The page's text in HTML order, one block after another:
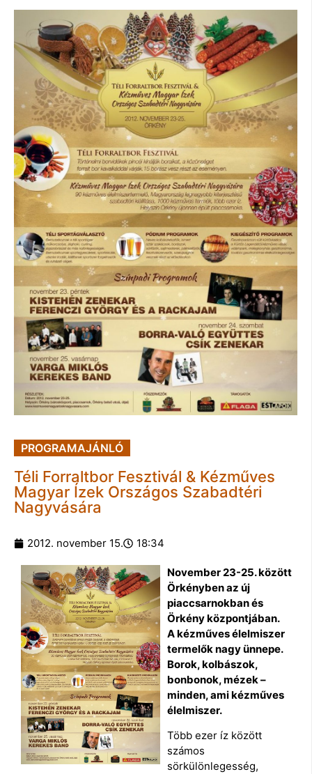
PROGRAMAJÁNLÓ
Téli Forraltbor Fesztivál & Kézműves
Magyar Ízek Országos Szabadtéri
Nagyvására
2012. november 15. 18:34
November 23-25. között
Örkényben az új
piaccsarnokban és
Örkény központjában.
A kézműves élelmiszer
termelők nagy ünnepe.
Borok, kolbászok,
bonbonok, mézek –
minden, ami kézműves
élelmiszer.
Több ezer íz között
számos
sörkülönlegesség,